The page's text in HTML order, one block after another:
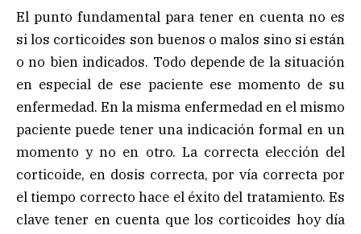
El punto fundamental para tener en cuenta no es
si los corticoides son buenos o malos sino si están
o no bien indicados. Todo depende de la situación
en especial de ese paciente ese momento de su
enfermedad. En la misma enfermedad en el mismo
paciente puede tener una indicación formal en un
momento y no en otro. La correcta elección del
corticoide, en dosis correcta, por vía correcta por
el tiempo correcto hace el éxito del tratamiento. Es
clave tener en cuenta que los corticoides hoy día